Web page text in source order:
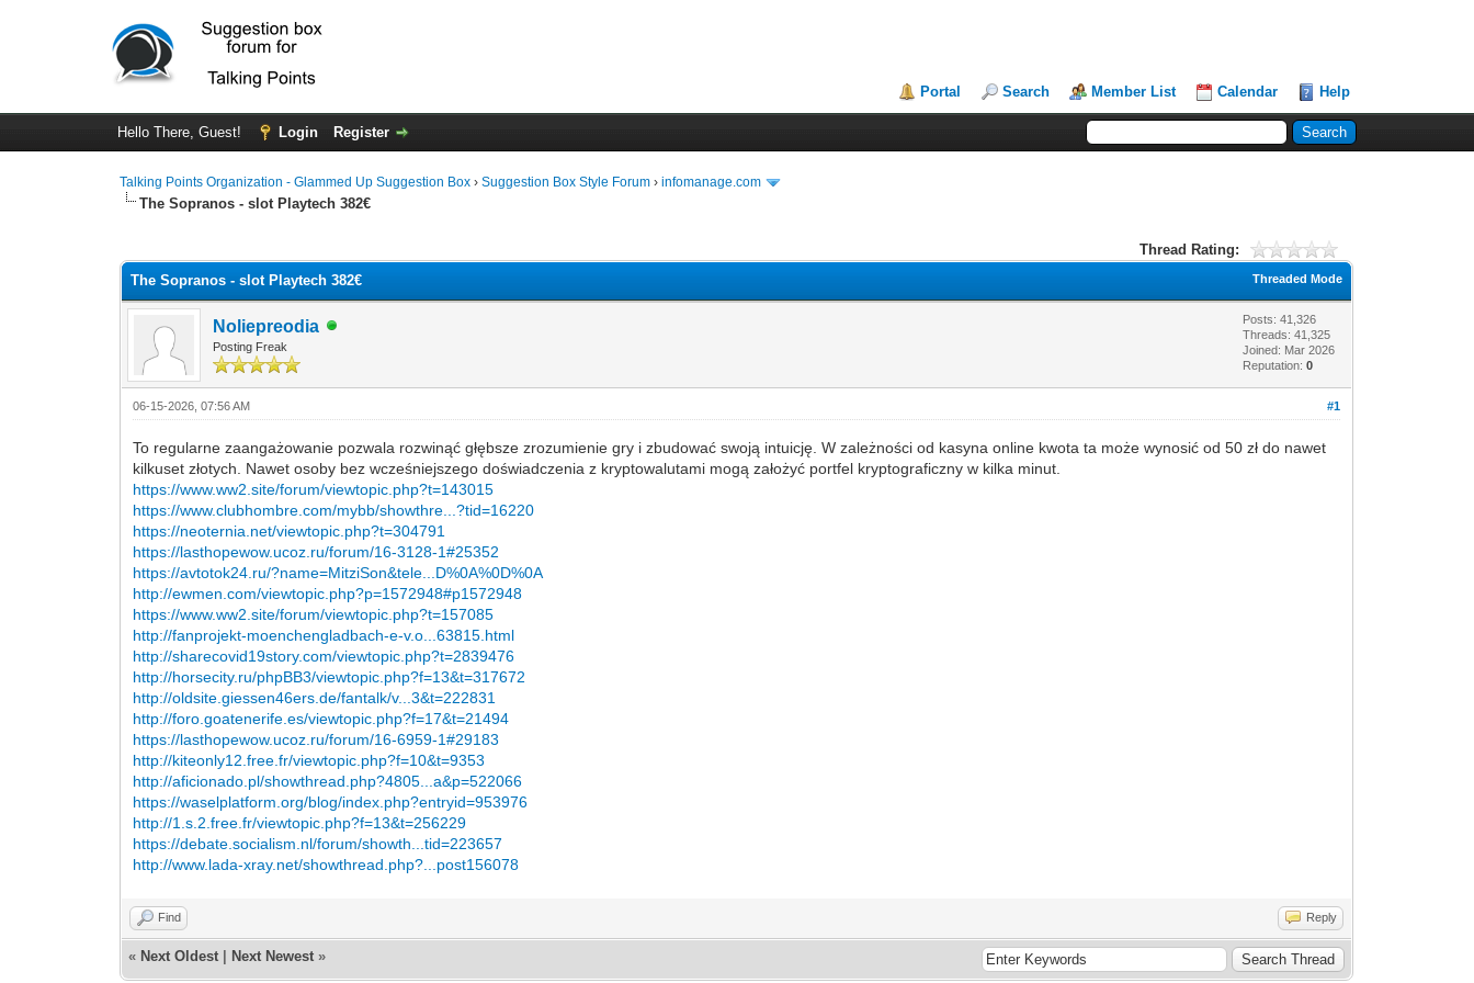
Portal Search Member List Calendar Help
Hello There, Guest! Login Register
Talking Points Organization - Glammed Up Suggestion Box ›Suggestion Box Style Forum ›infomanage.com
The Sopranos - slot Playtech 382€
Thread Rating:
Threaded Mode
The Sopranos - slot Playtech 382€
Noliepreodia
Posting Freak
Posts: 41,326
Threads: 41,325
Joined: Mar 2026
Reputation:0
#1
06-15-2026, 07:56 AM
To regularne zaangażowanie pozwala rozwinąć głębsze zrozumienie gry i zbudować swoją intuicję. W zależności od kasyna online kwota ta może wynosić od 50 zł do nawet
kilkuset złotych. Nawet osoby bez wcześniejszego doświadczenia z kryptowalutami mogą założyć portfel kryptograficzny w kilka minut.
https://www.ww2.site/forum/viewtopic.php?t=143015
https://www.clubhombre.com/mybb/showthre...?tid=16220
https://neoternia.net/viewtopic.php?t=304791
https://lasthopewow.ucoz.ru/forum/16-3128-1#25352
https://avtotok24.ru/?name=MitziSon&tele...D%0A%0D%0A
http://ewmen.com/viewtopic.php?p=1572948#p1572948
https://www.ww2.site/forum/viewtopic.php?t=157085
http://fanprojekt-moenchengladbach-e-v.o...63815.html
http://sharecovid19story.com/viewtopic.php?t=2839476
http://horsecity.ru/phpBB3/viewtopic.php?f=13&t=317672
http://oldsite.giessen46ers.de/fantalk/v...3&t=222831
http://foro.goatenerife.es/viewtopic.php?f=17&t=21494
https://lasthopewow.ucoz.ru/forum/16-6959-1#29183
http://kiteonly12.free.fr/viewtopic.php?f=10&t=9353
http://aficionado.pl/showthread.php?4805...a&p=522066
https://waselplatform.org/blog/index.php?entryid=953976
http://1.s.2.free.fr/viewtopic.php?f=13&t=256229
https://debate.socialism.nl/forum/showth...tid=223657
http://www.lada-xray.net/showthread.php?...post156078
Find Reply
« Next Oldest Next Newest »